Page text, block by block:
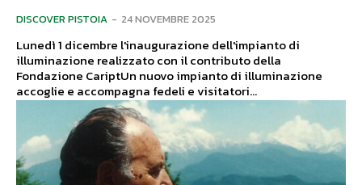
DISCOVER PISTOIA - 24 NOVEMBRE 2025
Lunedì 1 dicembre l'inaugurazione dell'impianto di
illuminazione realizzato con il contributo della
Fondazione CariptUn nuovo impianto di illuminazione
accoglie e accompagna fedeli e visitatori...